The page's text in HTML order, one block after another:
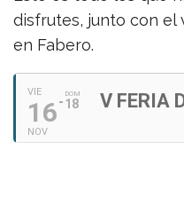
disfrutes, junto con el
en Fabero.
VIE
16
NOV
DOM
18 V FERIA